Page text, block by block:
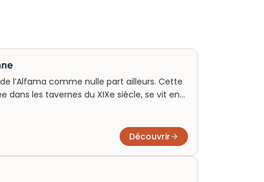
l’Alfama comme nulle part ailleurs. Cette
dans les tavernes du XIXe siècle, se vit en
conseillées plusieurs jours à
commerciales de la Baixa pour préférer les
Découvrir